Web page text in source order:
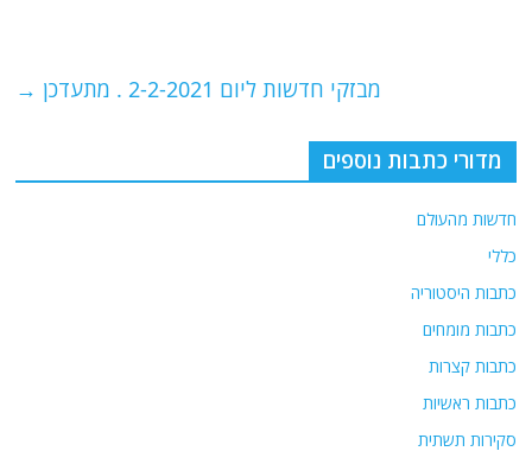
o
מבזקי חדשות ליום 2-2-2021 . מתעדכן →
מדורי כתבות נוספים
חדשות מהעולם
כללי
כתבות היסטוריה
כתבות מומחים
כתבות קצרות
כתבות ראשיות
סקירות תשתית